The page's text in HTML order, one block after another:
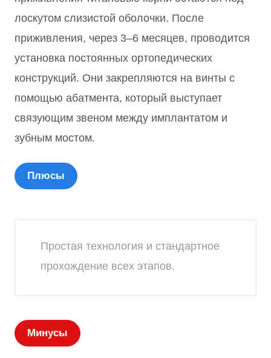
лоскутом слизистой оболочки. После
приживления, через 3–6 месяцев, проводится
установка постоянных ортопедических
конструкций. Они закрепляются на винты с
помощью абатмента, который выступает
связующим звеном между имплантатом и
зубным мостом.
Плюсы
Простая технология и стандартное
прохождение всех этапов.
Минусы